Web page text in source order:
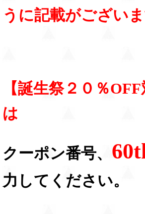
うに記載がございま
【誕生祭２０％OFF
は
クーポン番号、
力してください。